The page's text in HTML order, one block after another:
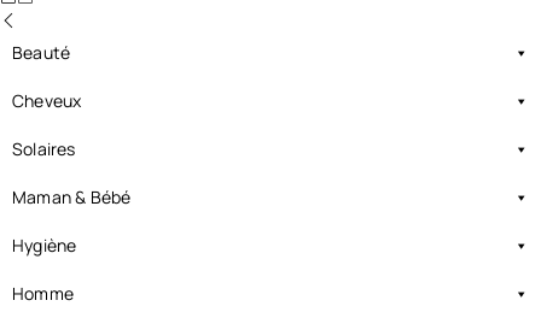
Beauté
Cheveux
Solaires
Maman & Bébé
Hygiène
Homme